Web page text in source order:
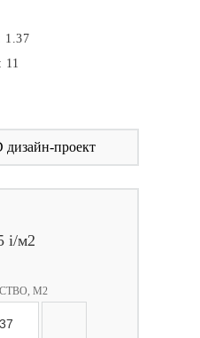
1.37
11
дизайн-проект
i/м2
М2